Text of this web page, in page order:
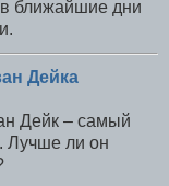
ближайшие дни
Дейка
Дейк – самый
Лучше ли он